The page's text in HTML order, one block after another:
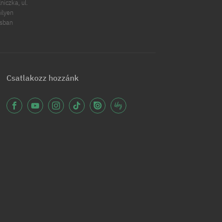
ul.
Csatlakozz hozzánk